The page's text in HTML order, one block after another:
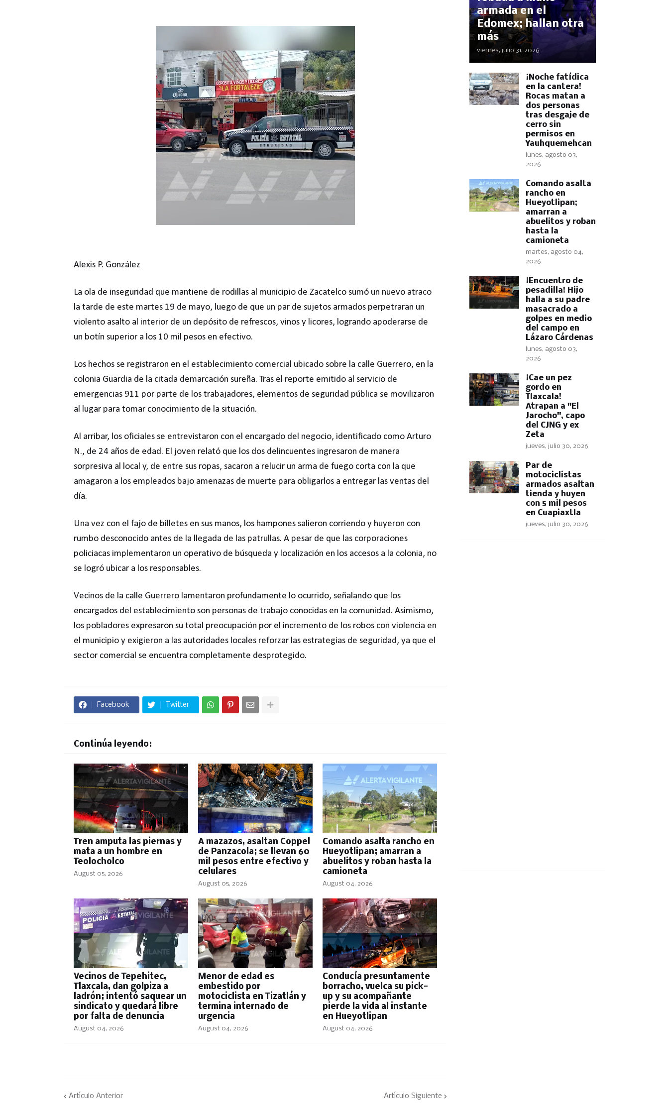
Alexis P. González
La ola de inseguridad que mantiene de rodillas al municipio de Zacatelco sumó un nuevo atraco
la tarde de este martes 19 de mayo, luego de que un par de sujetos armados perpetraran un
violento asalto al interior de un depósito de refrescos, vinos y licores, logrando apoderarse de
un botín superior a los 10 mil pesos en efectivo.
Los hechos se registraron en el establecimiento comercial ubicado sobre la calle Guerrero, en la
colonia Guardia de la citada demarcación sureña. Tras el reporte emitido al servicio de
emergencias 911 por parte de los trabajadores, elementos de seguridad pública se movilizaron
al lugar para tomar conocimiento de la situación.
Al arribar, los oficiales se entrevistaron con el encargado del negocio, identificado como Arturo
N., de 24 años de edad. El joven relató que los dos delincuentes ingresaron de manera
sorpresiva al local y, de entre sus ropas, sacaron a relucir un arma de fuego corta con la que
amagaron a los empleados bajo amenazas de muerte para obligarlos a entregar las ventas del
día.
Una vez con el fajo de billetes en sus manos, los hampones salieron corriendo y huyeron con
rumbo desconocido antes de la llegada de las patrullas. A pesar de que las corporaciones
policiacas implementaron un operativo de búsqueda y localización en los accesos a la colonia, no
se logró ubicar a los responsables.
Vecinos de la calle Guerrero lamentaron profundamente lo ocurrido, señalando que los
encargados del establecimiento son personas de trabajo conocidas en la comunidad. Asimismo,
los pobladores expresaron su total preocupación por el incremento de los robos con violencia en
el municipio y exigieron a las autoridades locales reforzar las estrategias de seguridad, ya que el
sector comercial se encuentra completamente desprotegido.
Facebook Twitter
Continúa leyendo:
Tren amputa las piernas y
mata a un hombre en
Teolocholco
August 05, 2026
A mazazos, asaltan Coppel
de Panzacola; se llevan 60
mil pesos entre efectivo y
celulares
August 05, 2026
Comando asalta rancho en
Hueyotlipan; amarran a
abuelitos y roban hasta la
camioneta
August 04, 2026
Vecinos de Tepehitec,
Tlaxcala, dan golpiza a
ladrón; intentó saquear un
sindicato y quedará libre
por falta de denuncia
August 04, 2026
Menor de edad es
embestido por
motociclista en Tizatlán y
termina internado de
urgencia
August 04, 2026
Conducía presuntamente
borracho, vuelca su pick-
up y su acompañante
pierde la vida al instante
en Hueyotlipan
August 04, 2026
Artículo Anterior Artículo Siguiente
armada en el
Edomex; hallan otra
más
viernes, julio 31, 2026
​¡Noche fatídica
en la cantera!
Rocas matan a
dos personas
tras desgaje de
cerro sin
permisos en
Yauhquemehcan
lunes, agosto 03,
2026
Comando asalta
rancho en
Hueyotlipan;
amarran a
abuelitos y roban
hasta la
camioneta
martes, agosto 04,
2026
​¡Encuentro de
pesadilla! Hijo
halla a su padre
masacrado a
golpes en medio
del campo en
Lázaro Cárdenas
lunes, agosto 03,
2026
​¡Cae un pez
gordo en
Tlaxcala!
Atrapan a "El
Jarocho", capo
del CJNG y ex
Zeta
jueves, julio 30, 2026
Par de
motociclistas
armados asaltan
tienda y huyen
con 5 mil pesos
en Cuapiaxtla
jueves, julio 30, 2026